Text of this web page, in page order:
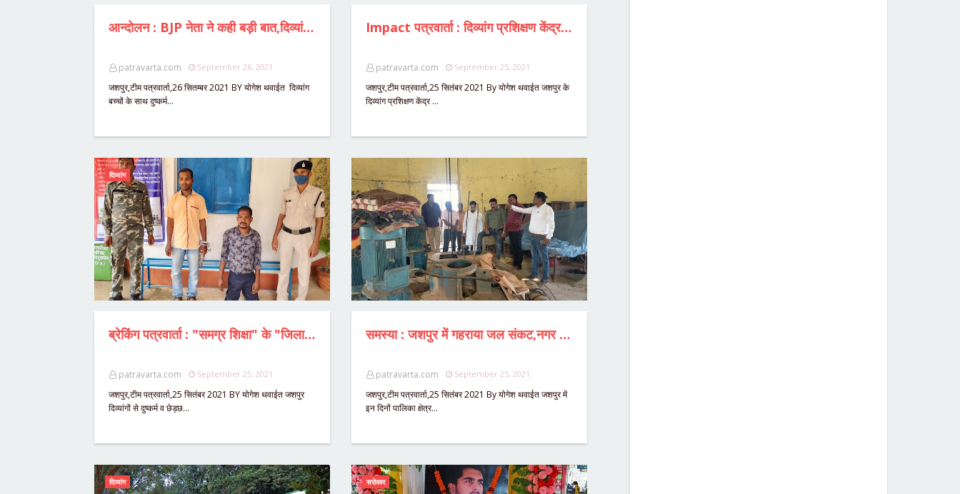
आन्दोलन : BJP नेता ने कही बड़ी बात,दिव्यांग से दुष्कर्म व छेड़छाड़ के आरोपी चौकीदार और स्वीपर से "DMC" अपने घर में खाना बनवाते थे,झाड़ू पोंछा कराते थे,जिम्मेदारी से पल्ला झाड़ने वाले DMC पर तत्काल दर्ज हो FIR,दिव्यांग केंद्र की जिम्मेदारी दूसरों को दें जिला कलेक्टर, कोतवाली घेराव की तैयारी.....में BJP के युवा नेता
patravarta.com September 26, 2021
जशपुर,टीम पत्रवार्ता,26 सितम्बर 2021 BY योगेश थवाईत दिव्यांग
बच्चों के साथ दुष्कर्म…
Impact पत्रवार्ता : दिव्यांग प्रशिक्षण केंद्र में दिव्यांग बच्चियों से दुष्कर्म एवं छेड़छाड़ का मामला,भाजपा प्रदेशाध्यक्ष विष्णुदेव साय पहुंचे पीड़ित बच्चियों से मुलाकात करने,प्रशिक्षण केंद्र में हुई घटना पर जताया दुख, मामले की जांच के लिए भाजपा बनाएगी जाँच कमेटी,अधीक्षक निलंबित,डीएमसी को शोकॉज जारी।
patravarta.com September 25, 2021
जशपुर,टीम पत्रवार्ता,25 सितंबर 2021 By योगेश थवाईत जशपुर के
दिव्यांग प्रशिक्षण केंद्र …
दिव्यांग
ब्रेकिंग पत्रवार्ता : "समग्र शिक्षा" के "जिला मिशन समन्वयक" की लापरवाही आई सामने, दिव्यांगों से होता रहा अनाचार,अधिकारी ने 24 घंटे बाद भी दर्ज नहीं कराई FIR, कलेक्टर महादेव कावरे ने मामले में लिया संज्ञान,आरोपियों पर दर्ज हुआ एफआईआर,दो आरोपी गिरफ्तार...DMC पर कार्यवाही की मांग...
patravarta.com September 25, 2021
जशपुर,टीम पत्रवार्ता,25 सितंबर 2021 BY योगेश थवाईत जशपुर
दिव्यांगों से दुष्कर्म व छेड़छ…
समस्या : जशपुर में गहराया जल संकट,नगर पालिका उपाध्यक्ष ने जल आपूर्ति के लिए की पहल,शहर से 10 किलोमीटर दूर पंप में तकनीकी खराबी,आज शाम तक जल आपूर्ति बहाल होने की उम्मीद,नागपुर से मंगाया जा रहा 40 HP का पम्प
patravarta.com September 25, 2021
जशपुर,टीम पत्रवार्ता,25 सितंबर 2021 By योगेश थवाईत जशपुर में
इन दिनों पालिका क्षेत्र…
दिव्यांग सरोकार